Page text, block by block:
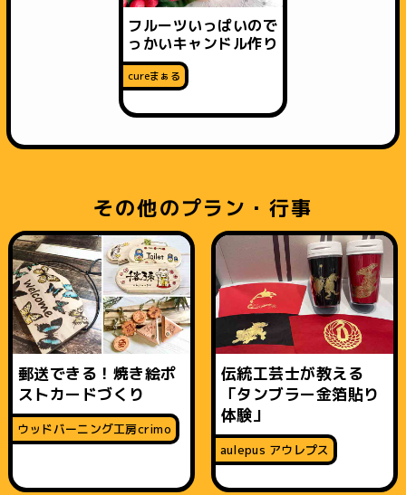
フルーツいっぱいので
っかいキャンドル作り
cureまぁる
その他のプラン・行事
郵送できる！焼き絵ポ
ストカードづくり
ウッドバーニング工房crimo
伝統工芸士が教える
「タンブラー金箔貼り
体験」
aulepus アウレプス